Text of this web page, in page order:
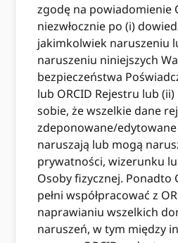
zgodę na powiadomienie
niezwłocznie po (i)
jakimkolwiek naruszeniu
naruszeniu niniejszych
bezpieczeństwa
lub ORCID Rejestru lub
sobie, że wszelkie dane
zdeponowane/edytowane
naruszają lub mogą
prywatności, wizerunku
Osoby fizycznej. Ponadto
pełni współpracować z
naprawianiu wszelkich
naruszeń, w tym między